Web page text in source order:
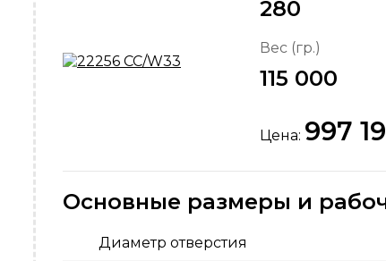
280
Вес (гр.)
115 000
Цена: 997
Основные размеры и
Диаметр отверстия